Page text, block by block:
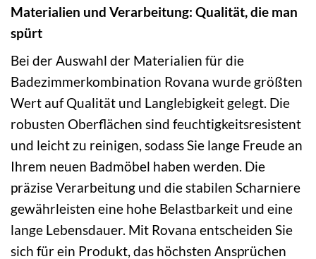
Materialien und Verarbeitung: Qualität, die man
spürt
Bei der Auswahl der Materialien für die
Badezimmerkombination Rovana wurde größten
Wert auf Qualität und Langlebigkeit gelegt. Die
robusten Oberflächen sind feuchtigkeitsresistent
und leicht zu reinigen, sodass Sie lange Freude an
Ihrem neuen Badmöbel haben werden. Die
präzise Verarbeitung und die stabilen Scharniere
gewährleisten eine hohe Belastbarkeit und eine
lange Lebensdauer. Mit Rovana entscheiden Sie
sich für ein Produkt, das höchsten Ansprüchen